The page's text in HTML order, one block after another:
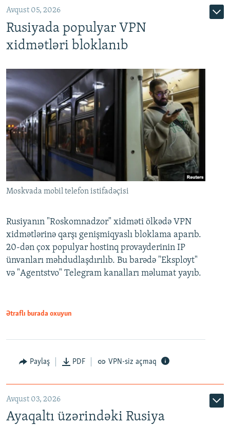
Avqust 05, 2026
Rusiyada populyar VPN
xidmətləri bloklanıb
Moskvada mobil telefon istifadəçisi
Rusiyanın "Roskomnadzor" xidməti ölkədə VPN
xidmətlərinə qarşı genişmiqyaslı bloklama aparıb.
20-dən çox populyar hostinq provayderinin IP
ünvanları məhdudlaşdırılıb. Bu barədə "Eksployt"
və "Agentstvo" Telegram kanalları məlumat yayıb.
Ətraflı burada oxuyun
Paylaş PDF VPN-siz açmaq
Avqust 03, 2026
Ayaqaltı üzərindəki Rusiya